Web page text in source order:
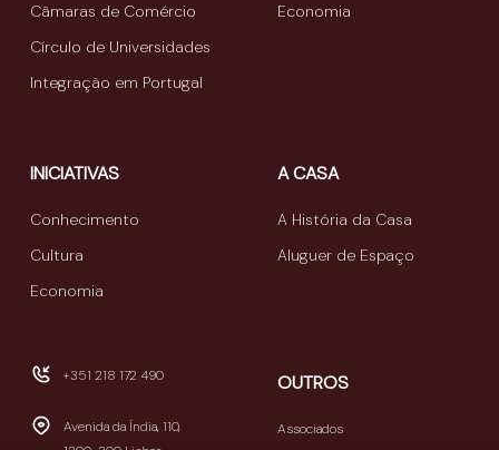
Câmaras de Comércio
Círculo de Universidades
Integração em Portugal
Economia
INICIATIVAS
Conhecimento
Cultura
Economia
A CASA
A História da Casa
Aluguer de Espaço
+351 218 172 490
Avenida da Índia, 110,
OUTROS
Associados